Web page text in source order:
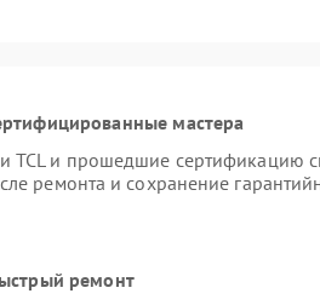
мастера
TCL и прошедшие сертификацию
ремонта и сохранение
ремонт